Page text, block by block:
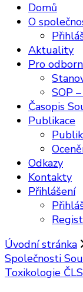
Domů
O
Aktuality
Pro
SOP
Časopis
Publikace
Odkazy
Kontakty
Přihlášení
Úvodní stránka
Společnosti
Toxikologie